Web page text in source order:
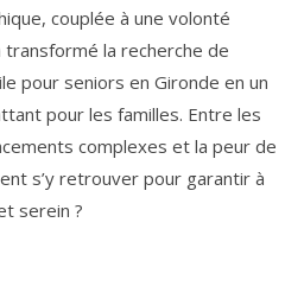
couplée à une volonté
la recherche de
pour seniors en Gironde en un
pour les familles. Entre les
complexes et la peur de
s’y retrouver pour garantir à
serein ?